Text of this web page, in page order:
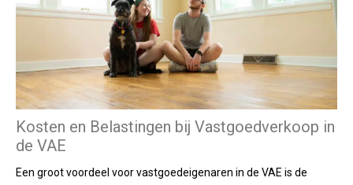
Kosten en Belastingen bij Vastgoedverkoop in
de VAE
Een groot voordeel voor vastgoedeigenaren in de VAE is de